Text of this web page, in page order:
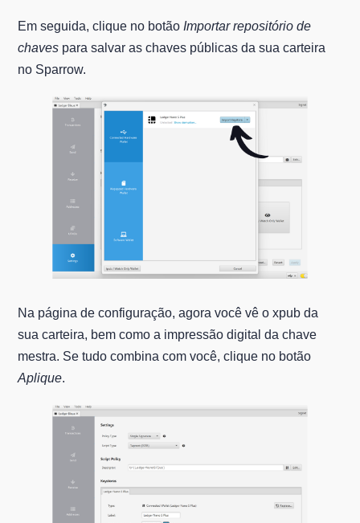
Em seguida, clique no botão Importar repositório de
chaves para salvar as chaves públicas da sua carteira
no Sparrow.
Na página de configuração, agora você vê o xpub da
sua carteira, bem como a impressão digital da chave
mestra. Se tudo combina com você, clique no botão
Aplique.